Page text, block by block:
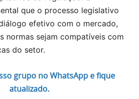
que o processo legislativo
efetivo com o mercado,
normas sejam compatíveis com
do setor.
grupo no WhatsApp e fique
atualizado.